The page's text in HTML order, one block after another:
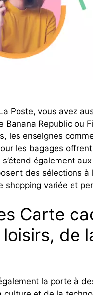
Poste, vous avez
Banana Republic ou
les enseignes
les bagages
également
des sélections
shopping variée et
Carte
loisirs, de
la porte à